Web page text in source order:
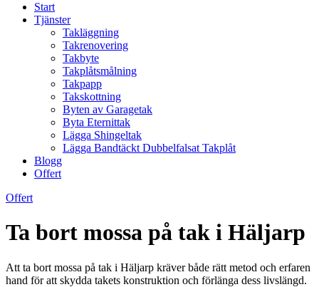
Start
Tjänster
Takläggning
Takrenovering
Takbyte
Takplåtsmålning
Takpapp
Takskottning
Byten av Garagetak
Byta Eternittak
Lägga Shingeltak
Lägga Bandtäckt Dubbelfalsat Takplåt
Blogg
Offert
Offert
Ta bort mossa på tak i Häljarp
Att ta bort mossa på tak i Häljarp kräver både rätt metod och erfaren
hand för att skydda takets konstruktion och förlänga dess livslängd.